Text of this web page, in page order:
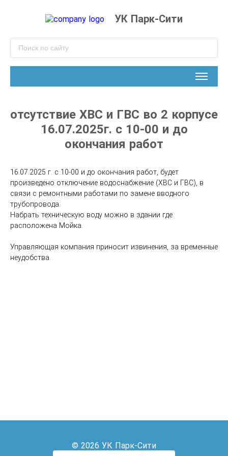
УК Парк-Сити
отсутствие ХВС и ГВС во 2 корпусе
16.07.2025г. с 10-00 и до
окончания работ
16.07.2025 г. с 10-00 и до окончания работ, будет
произведено отключение водоснабжение (ХВС и ГВС), в
связи с ремонтными работами по замене вводного
трубопровода.
Набрать техническую воду можно в здании где
расположена Мойка.
Управляющая компания приносит извинения, за временные
неудобства.
© 2026 УК Парк-Сити